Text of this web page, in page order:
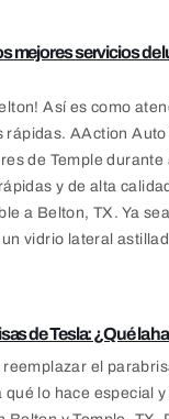
mejores servicios de
Así es como
rápidas. AAction
de Temple
y de alta
a Belton, TX. Ya
vidrio lateral
de Tesla: ¿Qué la
el
lo hace especial